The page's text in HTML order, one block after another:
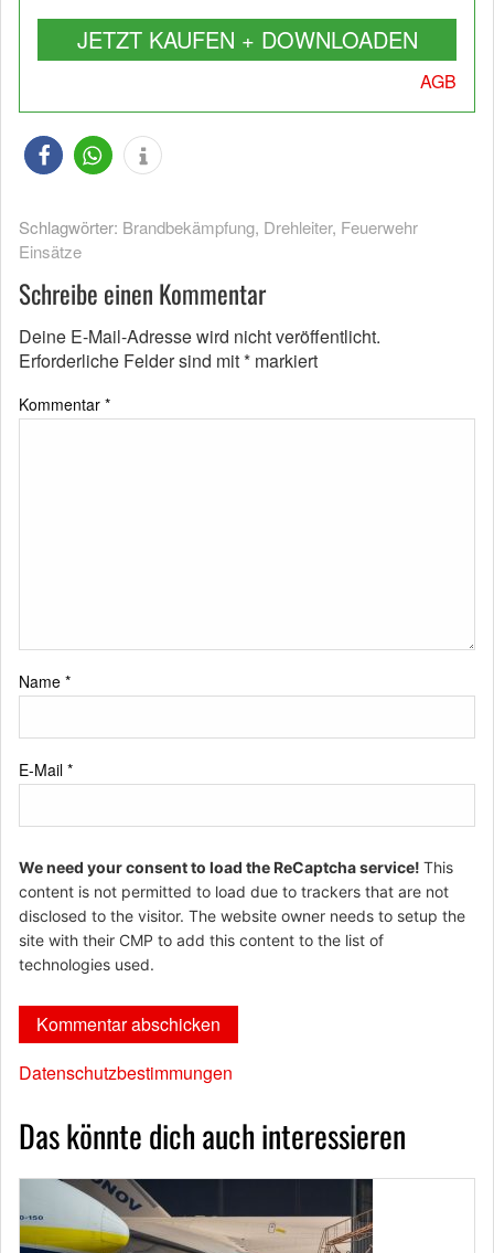
JETZT KAUFEN + DOWNLOADEN
AGB
Schlagwörter: Brandbekämpfung, Drehleiter, Feuerwehr
Einsätze
Schreibe einen Kommentar
Deine E-Mail-Adresse wird nicht veröffentlicht.
Erforderliche Felder sind mit* markiert
Kommentar *
Name *
E-Mail *
We need your consent to load the ReCaptcha service! This
content is not permitted to load due to trackers that are not
disclosed to the visitor. The website owner needs to setup the
site with their CMP to add this content to the list of
technologies used.
Datenschutzbestimmungen
Das könnte dich auch interessieren